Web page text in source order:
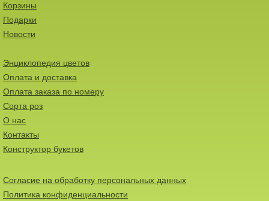
Корзины
Подарки
Новости
Энциклопедия цветов
Оплата и доставка
Оплата заказа по номеру
Сорта роз
О нас
Контакты
Конструктор букетов
Согласие на обработку персональных данных
Политика конфиденциальности